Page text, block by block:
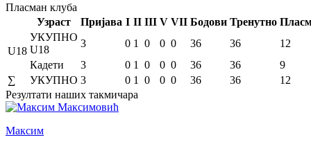
Пласман клуба
Узраст
Пријава I II III V VII Бодови Тренутно
U18
УКУПНО
U18
3 0 1 0 0 0 36 36
12
Кадети
3 0 1 0 0 0 36 36
9
∑
УКУПНО 3 0 1 0 0 0 36 36
12
Резултати наших такмичара
Максим